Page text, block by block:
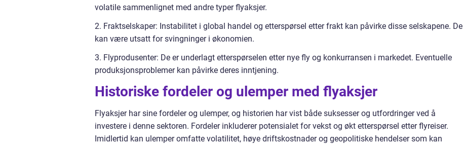
volatile sammenlignet med andre typer flyaksjer.
2. Fraktselskaper: Instabilitet i global handel og etterspørsel etter frakt kan påvirke disse selskapene. De
kan være utsatt for svingninger i økonomien.
3. Flyprodusenter: De er underlagt etterspørselen etter nye fly og konkurransen i markedet. Eventuelle
produksjonsproblemer kan påvirke deres inntjening.
Historiske fordeler og ulemper med flyaksjer
Flyaksjer har sine fordeler og ulemper, og historien har vist både suksesser og utfordringer ved å
investere i denne sektoren. Fordeler inkluderer potensialet for vekst og økt etterspørsel etter flyreiser.
Imidlertid kan ulemper omfatte volatilitet, høye driftskostnader og geopolitiske hendelser som kan